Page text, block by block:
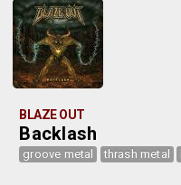
BLAZE OUT
Backlash
groove metal thrash metal